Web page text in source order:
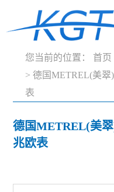
您当前的位置： 首页
> 德国METREL(美翠
表
德国METREL(美
兆欧表